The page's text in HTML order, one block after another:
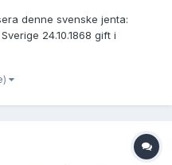
denne svenske jenta:
24.10.1868 gift i
30.6.1865) Er det